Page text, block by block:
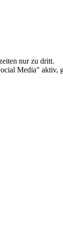
nur zu dritt.
Media" aktiv,